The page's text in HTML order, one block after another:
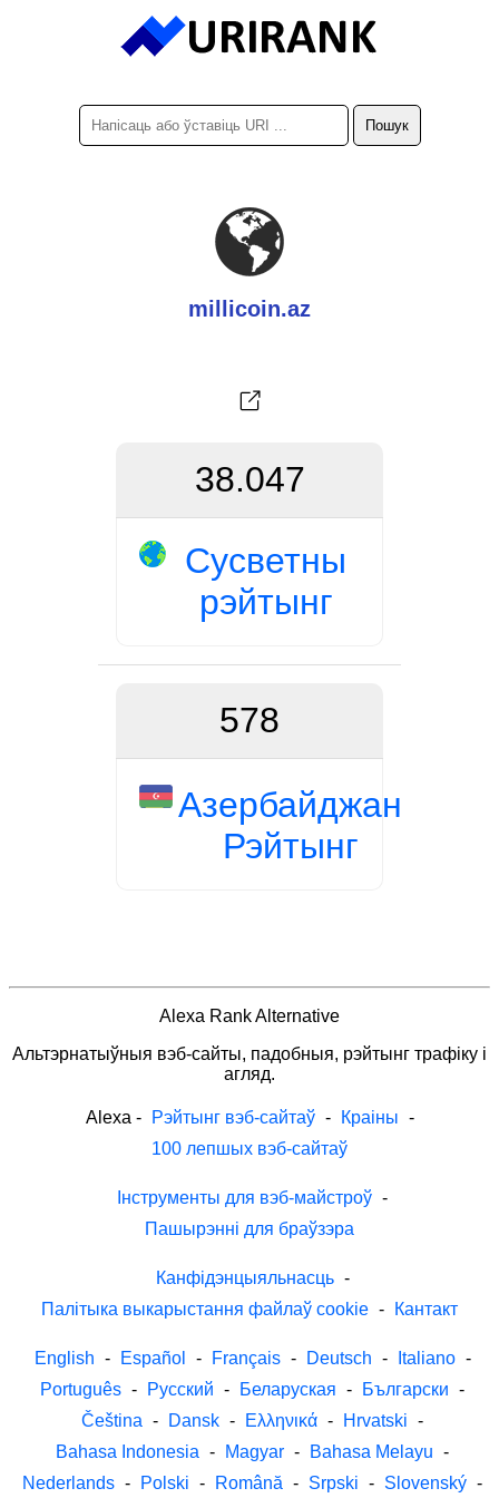
millicoin.az
38.047
Сусветны
рэйтынг
578
Азербайджан
Рэйтынг
Alexa Rank Alternative
Альтэрнатыўныя вэб-сайты, падобныя, рэйтынг трафіку і
агляд.
Alexa - Рэйтынг вэб-сайтаў - Краіны -
100 лепшых вэб-сайтаў
Інструменты для вэб-майстроў -
Пашырэнні для браўзэра
Канфідэнцыяльнасць -
Палітыка выкарыстання файлаў cookie - Кантакт
English - Español - Français - Deutsch - Italiano -
Português - Русский - Беларуская - Български -
Čeština - Dansk - Ελληνικά - Hrvatski -
Bahasa Indonesia - Magyar - Bahasa Melayu -
Nederlands - Polski - Română - Srpski - Slovenský -